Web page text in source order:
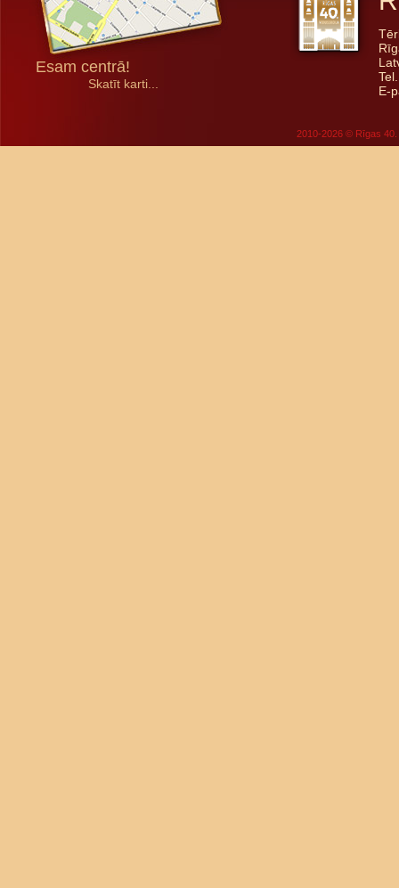
Esam centrā!
Skatīt karti...
E-
2010-2026 © Rīgas